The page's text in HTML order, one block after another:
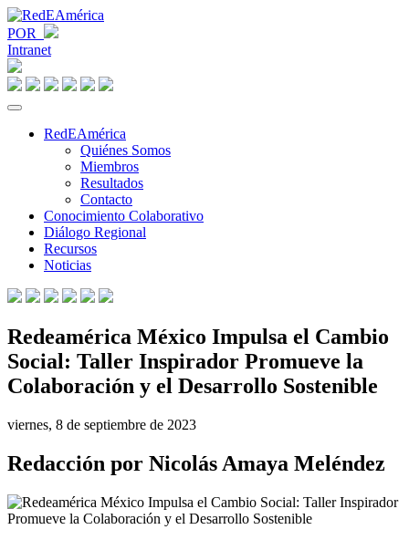
POR
Intranet
RedEAmérica
Quiénes Somos
Miembros
Resultados
Contacto
Conocimiento Colaborativo
Diálogo Regional
Recursos
Noticias
Redeamérica México Impulsa el Cambio
Social: Taller Inspirador Promueve la
Colaboración y el Desarrollo Sostenible
viernes, 8 de septiembre de 2023
Redacción por Nicolás Amaya Meléndez